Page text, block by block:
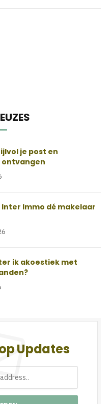
je post en
Immo dé makelaar
ik akoestiek met
Updates